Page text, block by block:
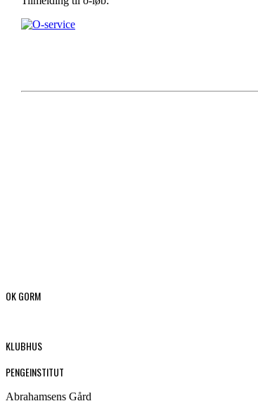
OK GORM
KLUBHUS
PENGEINSTITUT
Abrahamsens Gård